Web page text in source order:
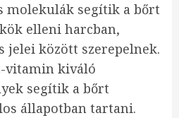
molekulák segítik a bőrt
elleni harcban,
jelei között szerepelnek.
vitamin kiváló
segítik a bőrt
állapotban tartani.